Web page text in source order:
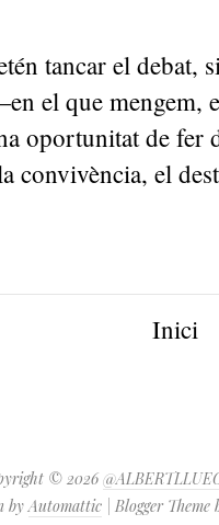
tancar el debat,
el que mengem,
oportunitat de fer
convivència, el
Inici
© 2026
by Automattic | Blogger Theme